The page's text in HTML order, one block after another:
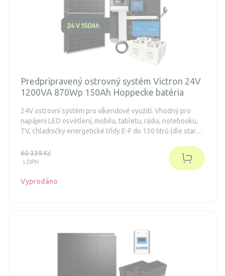
Predpripravený ostrovný systém Victron 24V
1200VA 870Wp 150Ah Hoppecke batéria
24V ostrovní systém pro víkendové využití. Vhodný pro
napájení LED osvětlení, mobilu, tabletu, rádia, notebooku,
TV, chladničky energetické třídy E-F do 130 litrů (dle staré
60 339 Kč
s DPH
Vyprodáno